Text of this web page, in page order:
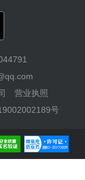
营业执照
号